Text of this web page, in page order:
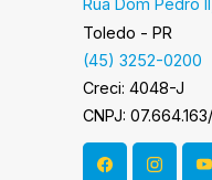
Rua Dom Pedro
Toledo - PR
(45) 3252-0200
Creci: 4048-J
CNPJ: